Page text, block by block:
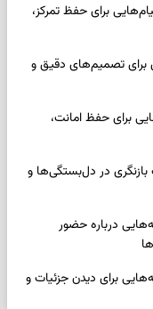
امروز پنجشنبه ۱۵ مرداد ۱۴۰۵ | پیام‌هایی برای حفظ تمرکز،
پنجشنبه ۱۵ مرداد ۱۴۰۵ | روزی برای تصمیم‌های دقیق و
۱۵ مرداد ۱۴۰۵ | پیام‌هایی برای حفظ امانت،
پنج‌شنبه ۱۵ مرداد ۱۴۰۵ | وقت بازنگری در دل‌بستگی‌ها و
۱۴ مرداد ۱۴۰۵ | نشانه‌هایی درباره حضور
۱۴ مرداد ۱۴۰۵ | نشانه‌هایی برای دیدن جزئیات و